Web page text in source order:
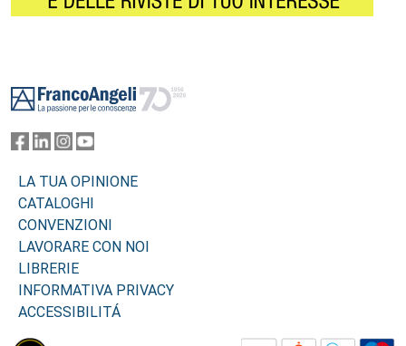
LA TUA OPINIONE
CATALOGHI
CONVENZIONI
LAVORARE CON NOI
LIBRERIE
INFORMATIVA PRIVACY
ACCESSIBILITÁ